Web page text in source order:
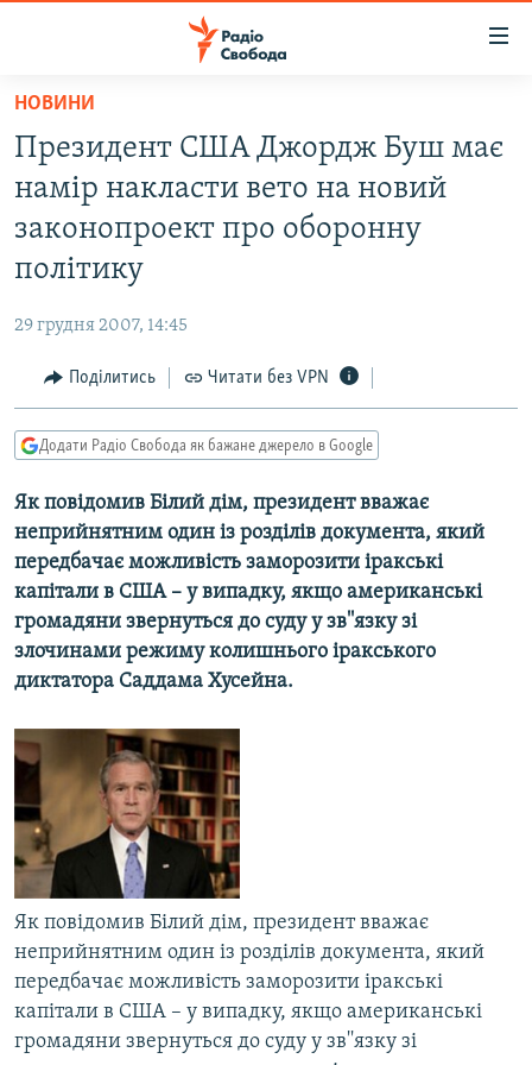
Перейти
основного
матеріалу
Перейти
до
основної
Перейти
пошуку
ВСЕ ЗА ДОБУ
СТАТТІ
ПОЛІТИКА
СУСПІЛЬСТВО
КУЛЬТУРА
СПОРТ
СВІТ
ВІЙНА
ДОНБАС.РЕАЛІЇ
КРИМ.РЕАЛІЇ
ТИ ЯК?
КИТАЙ.ВИКЛИКИ
МУЛЬТИМЕДІА
ФОТО
СПЕЦПРОЄКТИ
ПОДКАСТИ
КРИМ РЕАЛІЇ
РУС
УКР
КТАТ
ДОЛУЧАЙСЯ!
НОВИНИ
Президент США Джордж Буш має
намір накласти вето на новий
законопроект про оборонну
політику
29 грудня 2007, 14:45
Поділитись Читати без VPN
Додати Радіо Свобода як бажане джерело в Google
Як повідомив Білий дім, президент вважає
неприйнятним один із розділів документа, який
передбачає можливість заморозити іракські
капітали в США – у випадку, якщо американські
громадяни звернуться до суду у зв''язку зі
злочинами режиму колишнього іракського
диктатора Саддама Хусейна.
Як повідомив Білий дім, президент вважає
неприйнятним один із розділів документа, який
передбачає можливість заморозити іракські
капітали в США – у випадку, якщо американські
громадяни звернуться до суду у зв''язку зі